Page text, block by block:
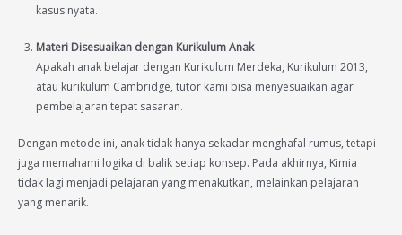
kasus nyata.
Materi Disesuaikan dengan Kurikulum Anak
Apakah anak belajar dengan Kurikulum Merdeka, Kurikulum 2013,
atau kurikulum Cambridge, tutor kami bisa menyesuaikan agar
pembelajaran tepat sasaran.
Dengan metode ini, anak tidak hanya sekadar menghafal rumus, tetapi
juga memahami logika di balik setiap konsep. Pada akhirnya, Kimia
tidak lagi menjadi pelajaran yang menakutkan, melainkan pelajaran
yang menarik.